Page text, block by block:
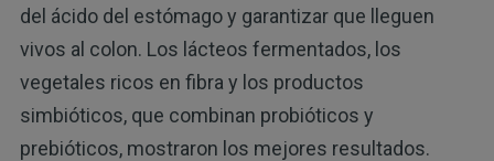
del ácido del estómago y garantizar que lleguen
vivos al colon. Los lácteos fermentados, los
vegetales ricos en fibra y los productos
simbióticos, que combinan probióticos y
prebióticos, mostraron los mejores resultados.